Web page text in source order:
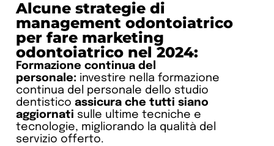
Alcune strategie di
management odontoiatrico
per fare marketing
odontoiatrico nel 2024:
Formazione continua del
personale: investire nella formazione
continua del personale dello studio
dentistico assicura che tutti siano
aggiornati sulle ultime tecniche e
tecnologie, migliorando la qualità del
servizio offerto.